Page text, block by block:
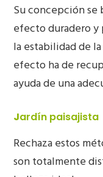
Su concepción se
efecto duradero
la estabilidad de
efecto ha de
ayuda de una
Jardín paisajista
Rechaza estos
son totalmente